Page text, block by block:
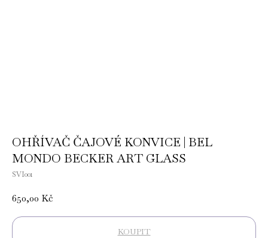
OHŘÍVAČ ČAJOVÉ KONVICE | BEL
MONDO BECKER ART GLASS
SVI001
650,00 Kč
KOUPIT